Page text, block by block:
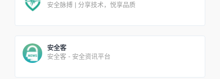
安全脉搏 | 分享技术，悦享品质
安全客
安全客 - 安全资讯平台